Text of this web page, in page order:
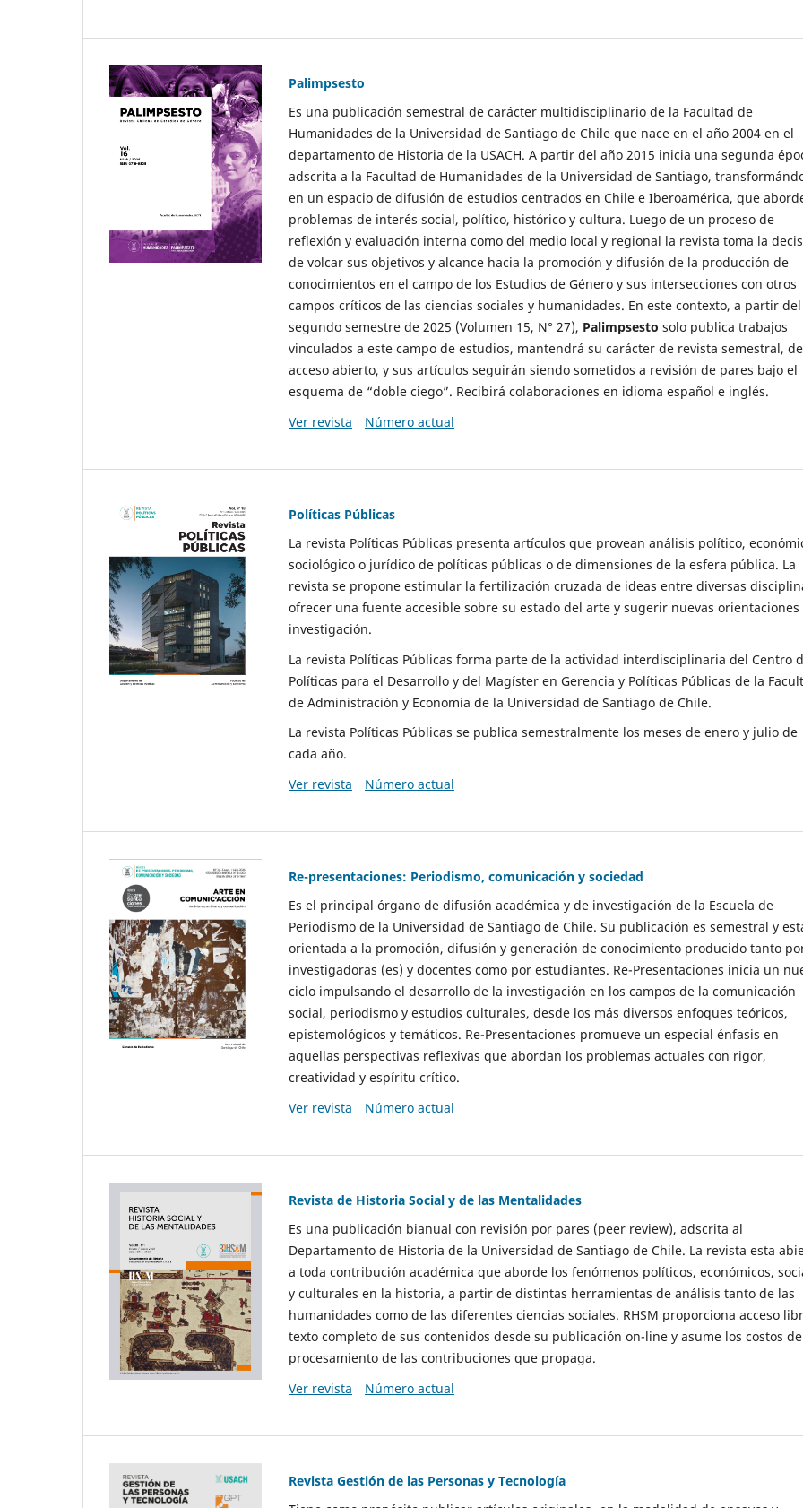
Palimpsesto
Es una publicación semestral de carácter multidisciplinario de la Facultad de
Humanidades de la Universidad de Santiago de Chile que nace en el año 2004 en el
departamento de Historia de la USACH. A partir del año 2015 inicia una segunda
adscrita a la Facultad de Humanidades de la Universidad de Santiago,
en un espacio de difusión de estudios centrados en Chile e Iberoamérica, que
problemas de interés social, político, histórico y cultura. Luego de un proceso de
reflexión y evaluación interna como del medio local y regional la revista toma la
de volcar sus objetivos y alcance hacia la promoción y difusión de la producción de
conocimientos en el campo de los Estudios de Género y sus intersecciones con otros
campos críticos de las ciencias sociales y humanidades. En este contexto, a partir del
segundo semestre de 2025 (Volumen 15, N° 27), Palimpsesto solo publica trabajos
vinculados a este campo de estudios, mantendrá su carácter de revista semestral, de
acceso abierto, y sus artículos seguirán siendo sometidos a revisión de pares bajo el
esquema de “doble ciego”. Recibirá colaboraciones en idioma español e inglés.
Ver revista
Número actual
Políticas Públicas
La revista Políticas Públicas presenta artículos que provean análisis político,
sociológico o jurídico de políticas públicas o de dimensiones de la esfera pública. La
revista se propone estimular la fertilización cruzada de ideas entre diversas
ofrecer una fuente accesible sobre su estado del arte y sugerir nuevas orientaciones
investigación.
La revista Políticas Públicas forma parte de la actividad interdisciplinaria del Centro
Políticas para el Desarrollo y del Magíster en Gerencia y Políticas Públicas de la
de Administración y Economía de la Universidad de Santiago de Chile.
La revista Políticas Públicas se publica semestralmente los meses de enero y julio de
cada año.
Ver revista
Número actual
Re-presentaciones: Periodismo, comunicación y sociedad
Es el principal órgano de difusión académica y de investigación de la Escuela de
Periodismo de la Universidad de Santiago de Chile. Su publicación es semestral y
orientada a la promoción, difusión y generación de conocimiento producido tanto
investigadoras (es) y docentes como por estudiantes. Re-Presentaciones inicia un
ciclo impulsando el desarrollo de la investigación en los campos de la comunicación
social, periodismo y estudios culturales, desde los más diversos enfoques teóricos,
epistemológicos y temáticos. Re-Presentaciones promueve un especial énfasis en
aquellas perspectivas reflexivas que abordan los problemas actuales con rigor,
creatividad y espíritu crítico.
Ver revista
Número actual
Revista de Historia Social y de las Mentalidades
Es una publicación bianual con revisión por pares (peer review), adscrita al
Departamento de Historia de la Universidad de Santiago de Chile. La revista esta
a toda contribución académica que aborde los fenómenos políticos, económicos,
y culturales en la historia, a partir de distintas herramientas de análisis tanto de las
humanidades como de las diferentes ciencias sociales. RHSM proporciona acceso
texto completo de sus contenidos desde su publicación on-line y asume los costos de
procesamiento de las contribuciones que propaga.
Ver revista
Número actual
Revista Gestión de las Personas y Tecnología